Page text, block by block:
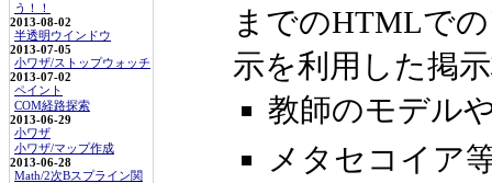
う！！
2013-08-02
半透明ウインドウ
2013-07-05
小ワザ/ストップウォッチ
2013-07-02
ペイント
COM経路探索
2013-06-29
小ワザ
小ワザ/マップ作成
2013-06-28
Math/2次Bスプライン関
までのHTMLで
示を利用した掲
教師のモデル
メタセコイア